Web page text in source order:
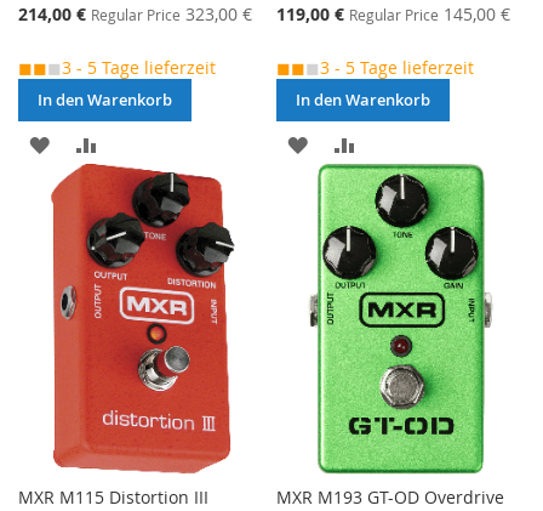
Special
214,00 € Regular Price 323,00 €
◼◼◼3 - 5 Tage lieferzeit
In den Warenkorb
MERKEN
VERGLEICHSLISTE
HINZUFÜGEN
Special
119,00 € Regular Price 145,00 €
◼◼◼3 - 5 Tage lieferzeit
In den Warenkorb
MERKEN
VERGLEICHSLISTE
HINZUFÜGEN
MXR M115 Distortion III MXR M193 GT-OD Overdrive